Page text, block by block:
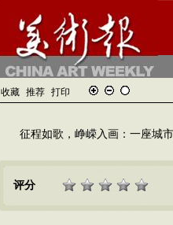
收藏 推荐 打印
征程如歌，峥嵘入画：一座城市
评分